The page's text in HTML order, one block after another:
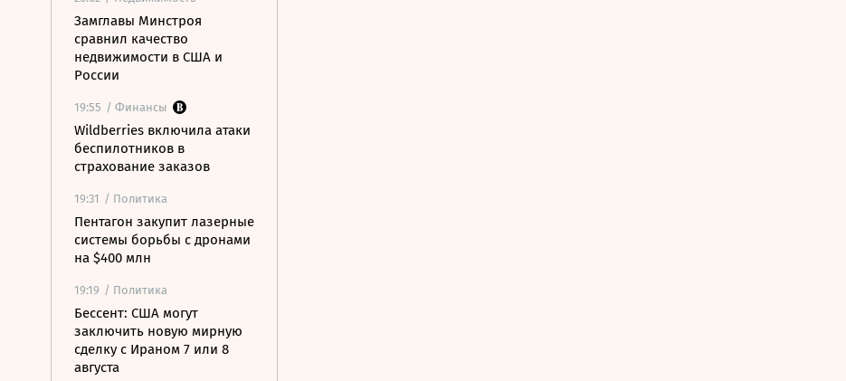
Замглавы Минстроя
сравнил качество
недвижимости в США и
России
19:55 / Финансы
Wildberries включила атаки
беспилотников в
страхование заказов
19:31 / Политика
Пентагон закупит лазерные
системы борьбы с дронами
на $400 млн
19:19 / Политика
Бессент: США могут
заключить новую мирную
сделку с Ираном 7 или 8
августа